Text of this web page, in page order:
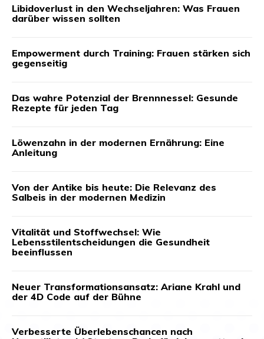
Libidoverlust in den Wechseljahren: Was Frauen
darüber wissen sollten
Empowerment durch Training: Frauen stärken sich
gegenseitig
Das wahre Potenzial der Brennnessel: Gesunde
Rezepte für jeden Tag
Löwenzahn in der modernen Ernährung: Eine
Anleitung
Von der Antike bis heute: Die Relevanz des
Salbeis in der modernen Medizin
Vitalität und Stoffwechsel: Wie
Lebensstilentscheidungen die Gesundheit
beeinflussen
Neuer Transformationsansatz: Ariane Krahl und
der 4D Code auf der Bühne
Verbesserte Überlebenschancen nach